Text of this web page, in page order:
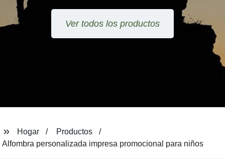
Ver todos los productos
Hogar
Productos
Alfombra personalizada impresa promocional para niños